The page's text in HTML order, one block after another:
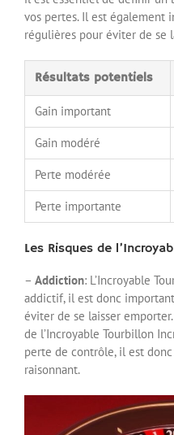
vos pertes. Il est également
régulières pour éviter de se
Résultats potentiels
Gain important
Gain modéré
Perte modérée
Perte importante
Les Risques de
– Addiction: L’Incroyable
addictif, il est donc
éviter de se laisser
de l’Incroyable Tourbillon
perte de contrôle, il est
raisonnant.